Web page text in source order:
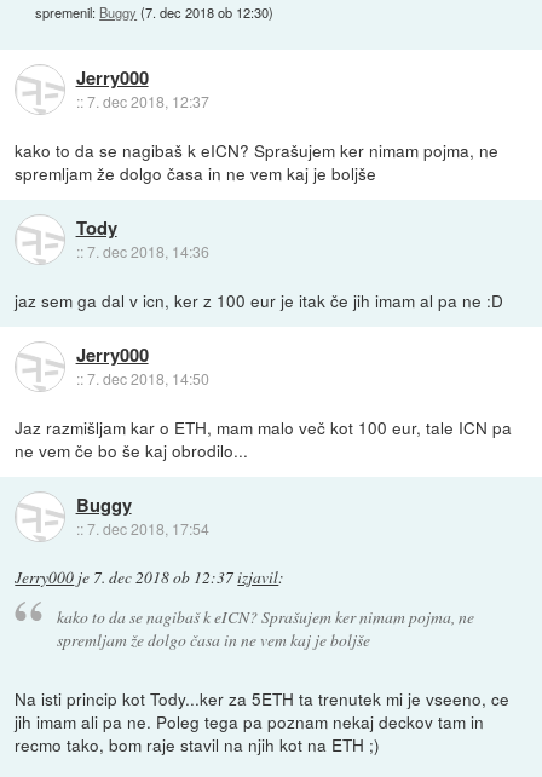
spremenil: Buggy (7. dec 2018 ob 12:30)
Jerry000
::7. dec 2018, 12:37
kako to da se nagibaš k eICN? Sprašujem ker nimam pojma, ne
spremljam že dolgo časa in ne vem kaj je boljše
Tody
::7. dec 2018, 14:36
jaz sem ga dal v icn, ker z 100 eur je itak če jih imam al pa ne :D
Jerry000
::7. dec 2018, 14:50
Jaz razmišljam kar o ETH, mam malo več kot 100 eur, tale ICN pa
ne vem če bo še kaj obrodilo...
Buggy
::7. dec 2018, 17:54
Jerry000 je 7. dec 2018 ob 12:37izjavil:
kako to da se nagibaš k eICN? Sprašujem ker nimam pojma, ne
spremljam že dolgo časa in ne vem kaj je boljše
Na isti princip kot Tody...ker za 5ETH ta trenutek mi je vseeno, ce
jih imam ali pa ne. Poleg tega pa poznam nekaj deckov tam in
recmo tako, bom raje stavil na njih kot na ETH ;)